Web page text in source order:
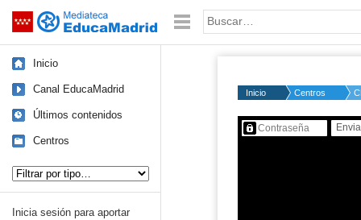
Saltar navegación Palabra o frase:
Inicio
Canal EducaMadrid
Últimos contenidos
Centros
Inicia sesión para aportar
Inicio Centros
Contenido protegido…